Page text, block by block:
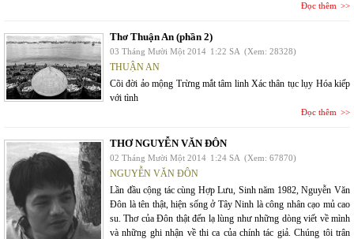
Đọc thêm
Thơ Thuận An (phần 2)
03 Tháng Mười Một 2014 1:22 SA (Xem: 28328)
THUẬN AN
Cõi đời ảo mộng Trừng mắt tâm linh Xác thân tục lụy Hóa kiếp
với tình
Đọc thêm
THƠ NGUYỄN VĂN ĐÔN
02 Tháng Mười Một 2014 1:24 SA (Xem: 67870)
NGUYỄN VĂN ĐÔN
Lần đầu cộng tác cùng Hợp Lưu, Sinh năm 1982, Nguyễn Văn
Đôn là tên thật, hiện sống ở Tây Ninh là công nhân cạo mủ cao
su. Thơ của Đôn thật đến lạ lùng như những dòng viết về mình
và những ghi nhận về thi ca của chính tác giả. Chúng tôi trân